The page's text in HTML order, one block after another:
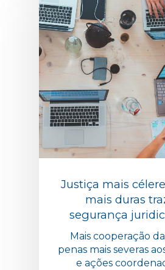
Justiça mais
mais duras
segurança
Mais cooperação
penas mais severas
e ações